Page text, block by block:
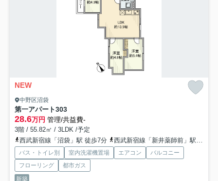
NEW
中野区沼袋
第一アパート303
28.6万円 管理/共益費-
3階 / 55.82㎡ / 3LDK /予定
西武新宿線「沼袋」駅 徒歩7分
西武新宿線「新井薬師前」駅 徒歩7分
バス・トイレ別 室内洗濯機置場 エアコン
バルコニー
フローリング
都市ガス
新築